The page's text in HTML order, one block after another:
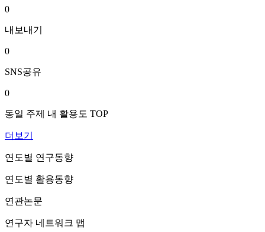
0
내보내기
0
SNS공유
0
동일 주제 내 활용도 TOP
더보기
연도별 연구동향
연도별 활용동향
연관논문
연구자 네트워크 맵